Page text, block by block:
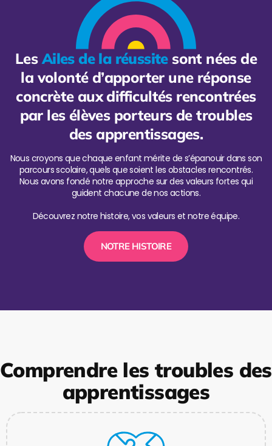
LesAiles de la réussitesont nées de
la volonté d’apporter une réponse
concrète aux difficultés rencontrées
par les élèves porteurs de troubles
des apprentissages.
Nous croyons que chaque enfant mérite de s’épanouir dans son
parcours scolaire, quels que soient les obstacles rencontrés.
Nous avons fondé notre approche sur des valeurs fortes qui
guident chacune de nos actions.
Découvrez notre histoire, vos valeurs et notre équipe.
NOTRE HISTOIRE
Comprendre les troubles des
apprentissages